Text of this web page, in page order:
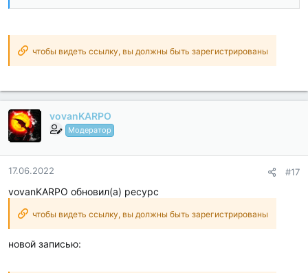
чтобы видеть ссылку, вы должны быть зарегистрированы
vovanKARPO
Модератор
17.06.2022 #17
vovanKARPO обновил(а) ресурс
чтобы видеть ссылку, вы должны быть зарегистрированы
новой записью: